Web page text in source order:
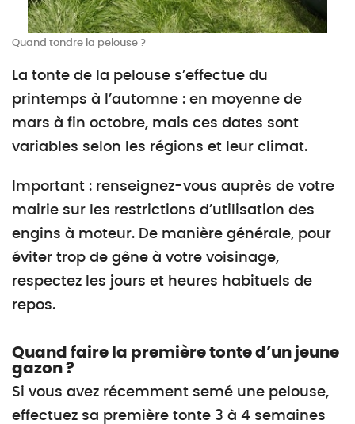
Quand tondre la pelouse ?
La tonte de la pelouse s’effectue du
printemps à l’automne : en moyenne de
mars à fin octobre, mais ces dates sont
variables selon les régions et leur climat.
Important : renseignez-vous auprès de votre
mairie sur les restrictions d’utilisation des
engins à moteur. De manière générale, pour
éviter trop de gêne à votre voisinage,
respectez les jours et heures habituels de
repos.
Quand faire la première tonte d’un jeune
gazon ?
Si vous avez récemment semé une pelouse,
effectuez sa première tonte 3 à 4 semaines